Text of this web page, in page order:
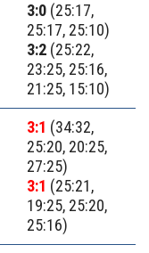
3:0 (25:17,
25:17, 25:10)
3:2 (25:22,
23:25, 25:16,
21:25, 15:10)
3:1 (34:32,
25:20, 20:25,
27:25)
3:1 (25:21,
19:25, 25:20,
25:16)